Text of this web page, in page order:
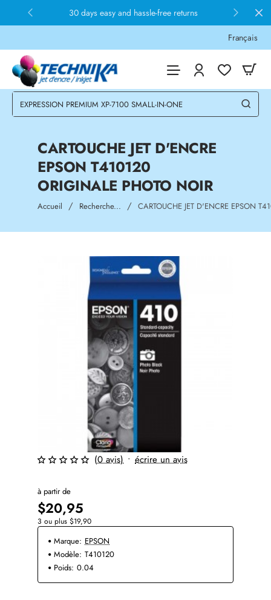
30 days easy and hassle-free returns
Français
CARTOUCHE JET D'ENCRE
EPSON T410120
ORIGINALE PHOTO NOIR
Accueil homeRecherche... CARTOUCHE JET D'ENCRE EPSON
(0 avis) • écrire un avis
à partir de
$20,95
3 ou plus $19,90
Marque: EPSON
Modèle: T410120
Poids: 0.04